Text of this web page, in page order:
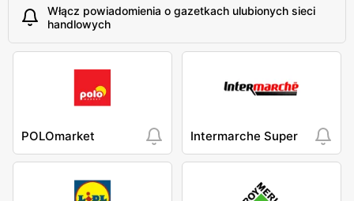
Włącz powiadomienia o gazetkach ulubionych sieci
handlowych
POLOmarket Intermarche Super